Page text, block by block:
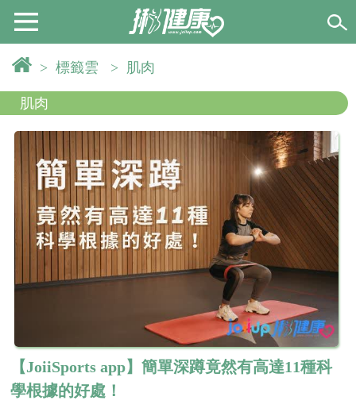
> 標籤雲 > 肌肉
肌肉
【JoiiSports app】簡單深蹲竟然有高達11種科
學根據的好處！